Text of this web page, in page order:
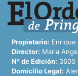
Propietario: Enrique
Director: Maria
Nº de Edición: 3600
Domicilio Legal: